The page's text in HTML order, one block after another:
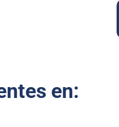
en: